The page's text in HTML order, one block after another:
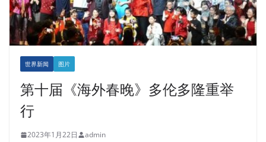
世界新闻 图片
第十届《海外春晚》多伦多隆重举
行
2023年1月22日 admin